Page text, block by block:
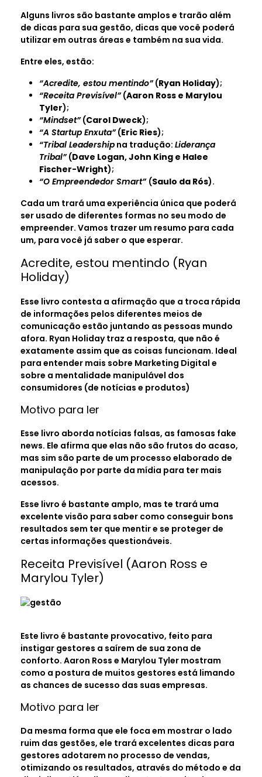
Alguns livros são bastante amplos e trarão além
de dicas para sua gestão, dicas que você poderá
utilizar em outras áreas e também na sua vida.
Entre eles, estão:
“Acredite, estou mentindo”(Ryan Holiday);
“Receita Previsível”(Aaron Ross e Marylou
Tyler);
“Mindset”(Carol Dweck);
“A Startup Enxuta”(Eric Ries);
“Tribal Leadership na tradução: Liderança
Tribal”(Dave Logan, John King e Halee
Fischer-Wright);
“O Empreendedor Smart” (Saulo da Rós).
Cada um trará uma experiência única que poderá
ser usado de diferentes formas no seu modo de
empreender. Vamos trazer um resumo para cada
um, para você já saber o que esperar.
Acredite, estou mentindo (Ryan
Holiday)
Esse livro contesta a afirmação que a troca rápida
de informações pelos diferentes meios de
comunicação estão juntando as pessoas mundo
afora. Ryan Holiday traz a resposta, que não é
exatamente assim que as coisas funcionam. Ideal
para entender mais sobre Marketing Digital e
sobre a mentalidade manipulável dos
consumidores (de notícias e produtos)
Motivo para ler
Esse livro aborda notícias falsas, as famosas fake
news. Ele afirma que elas não são frutos do acaso,
mas sim são parte de um processo elaborado de
manipulação por parte da mídia para ter mais
acessos.
Esse livro é bastante amplo, mas te trará uma
excelente visão para saber como conseguir bons
resultados sem ter que mentir e se proteger de
certas informações questionáveis.
Receita Previsível (Aaron Ross e
Marylou Tyler)
Este livro é bastante provocativo, feito para
instigar gestores a saírem de sua zona de
conforto. Aaron Ross e Marylou Tyler mostram
como a postura de muitos gestores está limando
as chances de sucesso das suas empresas.
Motivo para ler
Da mesma forma que ele foca em mostrar o lado
ruim das gestões, ele trará excelentes dicas para
gestores adotarem no processo de vendas,
otimizando os resultados, através do método e da